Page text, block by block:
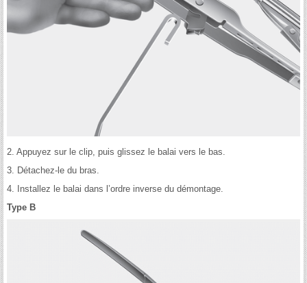
2. Appuyez sur le clip, puis glissez le balai vers le bas.
3. Détachez-le du bras.
4. Installez le balai dans l’ordre inverse du démontage.
Type B